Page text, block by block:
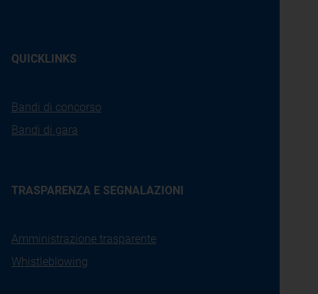
QUICKLINKS
Bandi di concorso
Bandi di gara
TRASPARENZA E SEGNALAZIONI
Amministrazione trasparente
Whistleblowing